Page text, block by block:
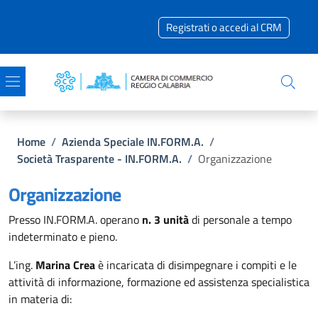
Registrati o accedi al CRM
Briciole di pane
Home / Azienda Speciale IN.FORM.A. /
Società Trasparente - IN.FORM.A. / Organizzazione
Organizzazione
Presso IN.FORM.A. operano n. 3 unitàdi personale a tempo
indeterminato e pieno.
L’ing. Marina Creaè incaricata di disimpegnare i compiti e le
attività di informazione, formazione ed assistenza specialistica
in materia di: